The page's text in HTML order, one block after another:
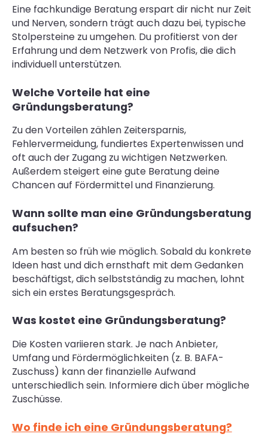
Eine fachkundige Beratung erspart dir nicht nur Zeit
und Nerven, sondern trägt auch dazu bei, typische
Stolpersteine zu umgehen. Du profitierst von der
Erfahrung und dem Netzwerk von Profis, die dich
individuell unterstützen.
Welche Vorteile hat eine
Gründungsberatung?
Zu den Vorteilen zählen Zeitersparnis,
Fehlervermeidung, fundiertes Expertenwissen und
oft auch der Zugang zu wichtigen Netzwerken.
Außerdem steigert eine gute Beratung deine
Chancen auf Fördermittel und Finanzierung.
Wann sollte man eine Gründungsberatung
aufsuchen?
Am besten so früh wie möglich. Sobald du konkrete
Ideen hast und dich ernsthaft mit dem Gedanken
beschäftigst, dich selbstständig zu machen, lohnt
sich ein erstes Beratungsgespräch.
Was kostet eine Gründungsberatung?
Die Kosten variieren stark. Je nach Anbieter,
Umfang und Fördermöglichkeiten (z. B. BAFA-
Zuschuss) kann der finanzielle Aufwand
unterschiedlich sein. Informiere dich über mögliche
Zuschüsse.
Wo finde ich eine Gründungsberatung?